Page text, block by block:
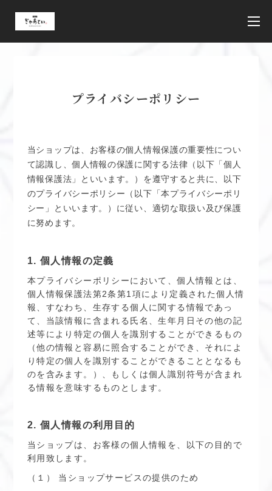
プライバシーポリシー
当ショップは、お客様の個人情報保護の重要性につい
て認識し、個人情報の保護に関する法律（以下「個人
情報保護法」といいます。）を遵守すると共に、以下
のプライバシーポリシー（以下「本プライバシーポリ
シー」といいます。）に従い、適切な取扱い及び保護
に努めます。
1. 個人情報の定義
本プライバシーポリシーにおいて、個人情報とは、
個人情報保護法第2条第1項により定義された個人情
報、すなわち、生存する個人に関する情報であっ
て、当該情報に含まれる氏名、生年月日その他の記
述等により特定の個人を識別することができるもの
（他の情報と容易に照合することができ、それによ
り特定の個人を識別することができることとなるも
のを含みます。）、もしくは個人識別符号が含まれ
る情報を意味するものとします。
2. 個人情報の利用目的
当ショップは、お客様の個人情報を、以下の目的で
利用致します。
（１） 当ショップサービスの提供のため